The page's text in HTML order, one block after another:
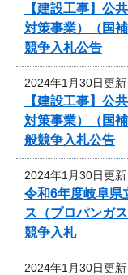
【建設工事】公
対策事業）（国
競争入札公告
2024年1月30日更新
【建設工事】公
対策事業）（国
般競争入札公告
2024年1月30日更新
令和6年度岐阜県
ス（プロパンガ
競争入札
2024年1月30日更新